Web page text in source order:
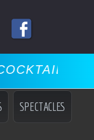
SPECTACLES